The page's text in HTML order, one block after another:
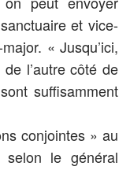
et vice-
« Jusqu’ici,
l’autre côté de
suffisamment
conjointes » au
le général